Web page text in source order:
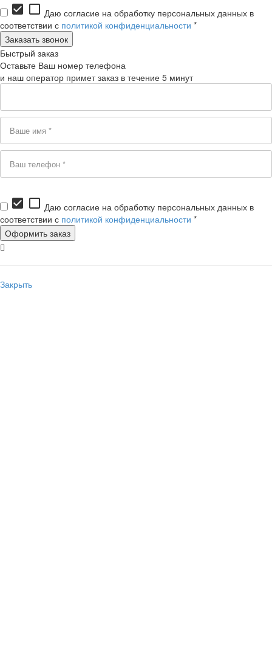
check_box check_box_outline_blank Даю согласие на обработку персональных данных в
соответствии с политикой конфиденциальности *
Быстрый заказ
Оставьте Ваш номер телефона
и наш оператор примет заказ в течение 5 минут
check_box check_box_outline_blank Даю согласие на обработку персональных данных в
соответствии с политикой конфиденциальности *
Закрыть